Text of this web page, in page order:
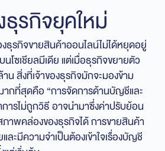
ธุรกิจยุคใหม่
ธุรกิจขายสินค้าออนไลน์ไม่ได้หยุดอยู่
โซเชียลมีเดีย แต่เมื่อธุรกิจขยายตัว
น สิ่งที่เจ้าของธุรกิจมักจะมองข้าม
ากที่สุดคือ “การจัดการด้านบัญชีและ
ารไม่ถูกวิธี อาจนำมาซึ่งค่าปรับย้อน
าพคล่องของธุรกิจได้ การขายสินค้า
ะมีความจำเป็นต้องเข้าใจเรื่องบัญชี